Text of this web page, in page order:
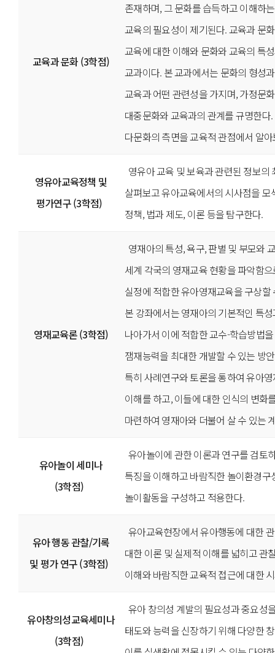
교육과 문화 (3학점)
존재하며, 그 문화를 습득하고 이해하
교육의 필요성이 제기된다. 교육과 문화
교육에 대한 이해와 문화와 교육의 특
교과이다. 본 교과에서는 문화의 형성
교육과 어떤 관련성을 가지며, 가정문
대중문화와 교육과의 관계를 규명한다
다문화의 측면을 교육적 관점에서 알
영유아교육정책 및
평가연구 (3학점)
영유아 교육 및 보육과 관련된 정보의
살펴보고 유아교육에서의 시사점을
정책, 법과 제도, 이론 등을 탐구한다.
영재교육론 (3학점)
영재아의 특성, 욕구, 판별 및 부모와
세계 각국의 영재교육 현황을 파악함
실정에 적합한 유아영재교육을 구상할
본 강좌에서는 영재아의 기본적인 특
나아가서 이에 적합한 교수-학습방법
잼재능력을 최대한 개발할 수 있는 방
특히 사례연구와 토론을 통하여 유아
이해를 하고, 이들에 대한 인식의 변화
마련하여 영재아와 더불어 살 수 있는
유아놀이 세미나
(3학점)
유아놀이에 관한 이론과 연구를 검토
특징을 이해하고 바람직한 놀이환경
놀이활동을 구성하고 적용한다.
유아 행동 관찰/기록
및 평가 연구 (3학점)
유아교육현장에서 유아행동에 대한
대한 이론 및 실제적 이해를 넓히고 관
이해와 바람직한 교육적 접근에 대한
유아창의성교육세미나
(3학점)
유아 창의성 계발의 필요성과 중요성
태도와 능력을 신장하기 위해 다양한